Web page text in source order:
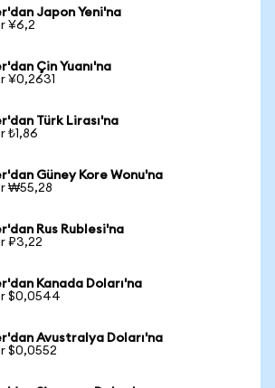
Japon Yeni'na
¥6,2
Çin Yuanı'na
¥0,2631
Türk Lirası'na
₺1,86
Güney Kore Wonu'na
₩55,28
Rus Rublesi'na
₽3,22
Kanada Doları'na
$0,0544
Avustralya Doları'na
$0,0552